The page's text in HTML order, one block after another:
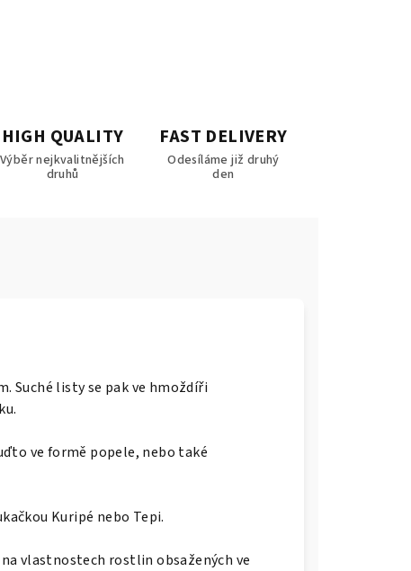
HIGH QUALITY
Výběr nejkvalitnějších
druhů
FAST DELIVERY
Odesíláme již druhý
den
Suché listy se pak ve hmoždíři
ve formě popele, nebo také
Kuripé nebo Tepi.
vlastnostech rostlin obsažených ve